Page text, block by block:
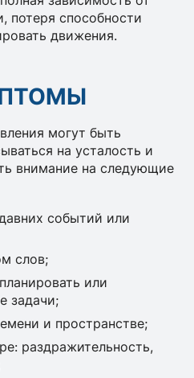
потеря способности
движения.
могут быть
на усталость и
внимание на следующие
событий или
слов;
или
задачи;
и пространстве;
раздражительность,